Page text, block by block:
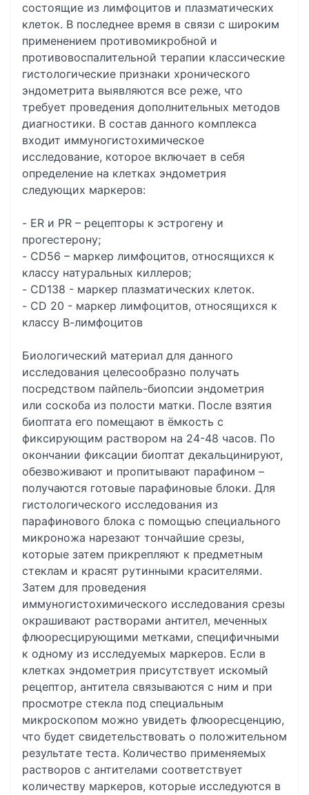
состоящие из лимфоцитов и плазматических
клеток. В последнее время в связи с широким
применением противомикробной и
противовоспалительной терапии классические
гистологические признаки хронического
эндометрита выявляются все реже, что
требует проведения дополнительных методов
диагностики. В состав данного комплекса
входит иммуногистохимическое
исследование, которое включает в себя
определение на клетках эндометрия
следующих маркеров:
- ER и PR – рецепторы к эстрогену и
прогестерону;
- CD56 – маркер лимфоцитов, относящихся к
классу натуральных киллеров;
- CD138 - маркер плазматических клеток.
- CD 20 - маркер лимфоцитов, относящихся к
классу В-лимфоцитов
Биологический материал для данного
исследования целесообразно получать
посредством пайпель-биопсии эндометрия
или соскоба из полости матки. После взятия
биоптата его помещают в ёмкость с
фиксирующим раствором на 24-48 часов. По
окончании фиксации биоптат декальцинируют,
обезвоживают и пропитывают парафином –
получаются готовые парафиновые блоки. Для
гистологического исследования из
парафинового блока с помощью специального
микроножа нарезают тончайшие срезы,
которые затем прикрепляют к предметным
стеклам и красят рутинными красителями.
Затем для проведения
иммуногистохимического исследования срезы
окрашивают растворами антител, меченных
флюоресцирующими метками, специфичными
к одному из исследуемых маркеров. Если в
клетках эндометрия присутствует искомый
рецептор, антитела связываются с ним и при
просмотре стекла под специальным
микроскопом можно увидеть флюоресценцию,
что будет свидетельствовать о положительном
результате теста. Количество применяемых
растворов с антителами соответствует
количеству маркеров, которые исследуются в